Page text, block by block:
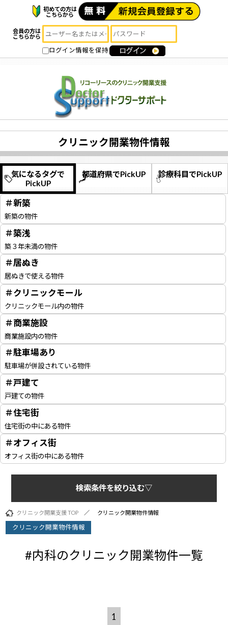
初めての方は
こちらから
会員の方は
こちらから
ログイン情報を保持
クリニック開業物件情報
気になるタグで
PickUP
都道府県でPickUP 診療科目でPickUP
＃新築
新築の物件
＃築浅
築３年未満の物件
＃居ぬき
居ぬきで使える物件
＃クリニックモール
クリニックモール内の物件
＃商業施設
商業施設内の物件
＃駐車場あり
駐車場が併設されている物件
＃戸建て
戸建ての物件
＃住宅街
住宅街の中にある物件
＃オフィス街
オフィス街の中にある物件
検索条件を絞り込む▽
クリニック開業支援 TOP クリニック開業物件情報
クリニック開業物件情報
#内科のクリニック開業物件一覧
1